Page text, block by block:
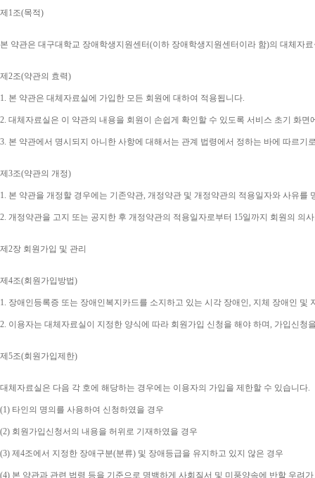
제 1조(목적)
본 약관은 대구대학교 장애학생지원센터(이하 장애학생지원센터이라 함)의 대체자
제 2조(약관의 효력)
1. 본 약관은 대체자료실에 가입한 모든 회원에 대하여 적용됩니다.
2. 대체자료실은 이 약관의 내용을 회원이 손쉽게 확인할 수 있도록 서비스 초기 화면
3. 본 약관에서 명시되지 아니한 사항에 대해서는 관계 법령에서 정하는 바에 따르기
제 3조(약관의 개정)
1. 본 약관을 개정할 경우에는 기존약관, 개정약관 및 개정약관의 적용일자와 사유를
2. 개정약관을 고지 또는 공지한 후 개정약관의 적용일자로부터 15일까지 회원의 의
제 2장 회원가입 및 관리
제 4조(회원가입방법)
1. 장애인등록증 또는 장애인복지카드를 소지하고 있는 시각 장애인, 지체 장애인 및
2. 이용자는 대체자료실이 지정한 양식에 따라 회원가입 신청을 해야 하며, 가입신청
제 5조(회원가입제한)
대체자료실은 다음 각 호에 해당하는 경우에는 이용자의 가입을 제한할 수 있습니다.
(1) 타인의 명의를 사용하여 신청하였을 경우
(2) 회원가입신청서의 내용을 허위로 기재하였을 경우
(3) 제 4조에서 지정한 장애구분(분류) 및 장애등급을 유지하고 있지 않은 경우
(4) 본 약관과 관련 법령 등을 기준으로 명백하게 사회질서 및 미풍양속에 반할 우려